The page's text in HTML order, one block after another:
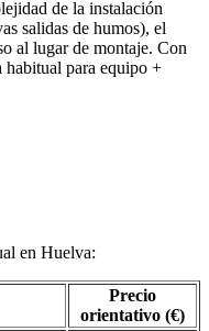
de la instalación
salidas de humos), el
al lugar de montaje. Con
habitual para equipo +
en Huelva:
Precio
orientativo (€)